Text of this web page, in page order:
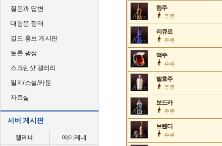
질문과 답변
대항온 장터
길드 홍보 게시판
토론 광장
스크린샷 갤러리
일지/소설/카툰
자료실
서버 게시판
헬레네
에이레네
럼주
주류
리큐르
주류
맥주
주류
발효주
주류
보드카
주류
브랜디
주류